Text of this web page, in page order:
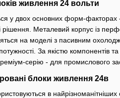
живлення 24 вольти
у двох основних форм-факторах
рішення. Металевий корпус із
на моделі з пасивним
За якістю компонентів
серію - для промислового
блоки живлення 24в
в